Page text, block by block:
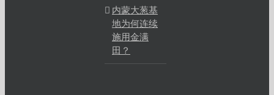
内蒙大葱基
地为何连续
施用金满
田？